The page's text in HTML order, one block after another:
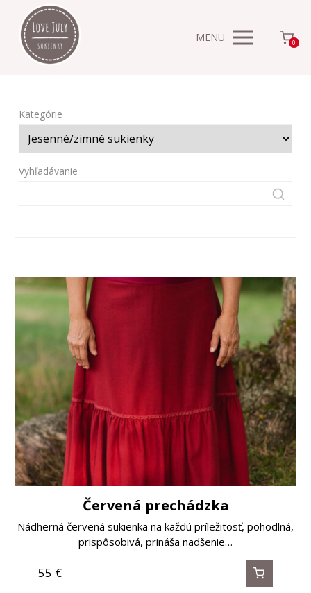
MENU 0
Kategórie
Vyhľadávanie
Červená prechádzka
Nádherná červená sukienka na každú príležitosť, pohodlná,
prispôsobivá, prináša nadšenie…
55 €